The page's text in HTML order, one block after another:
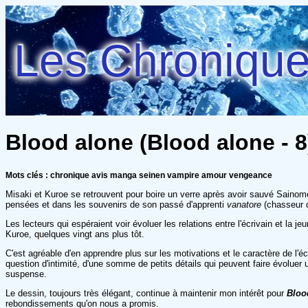
Les
Blood alone (Blood alone -
Mots clés : chronique avis manga seinen vampire amour vengeance
Misaki et Kuroe se retrouvent pour boire un verre après avoir sauvé
pensées et dans les souvenirs de son passé d'apprenti vanatore (chasseur
Les lecteurs qui espéraient voir évoluer les relations entre l'écrivain et la
Kuroe, quelques vingt ans plus tôt.
C'est agréable d'en apprendre plus sur les motivations et le caractère de
question d'intimité, d'une somme de petits détails qui peuvent faire
suspense.
Le dessin, toujours très élégant, continue à maintenir mon intérêt pour
rebondissements qu'on nous a promis.